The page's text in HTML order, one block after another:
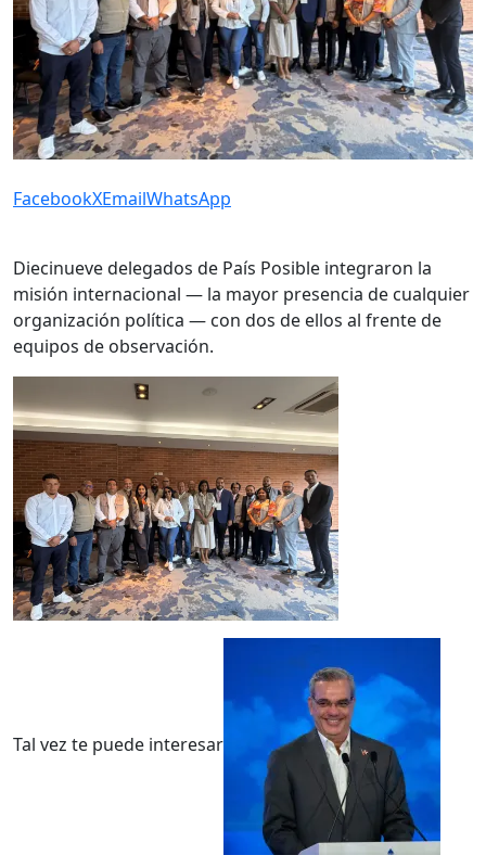
FacebookXEmailWhatsApp
Diecinueve delegados de País Posible integraron la
misión internacional — la mayor presencia de cualquier
organización política — con dos de ellos al frente de
equipos de observación.
Tal vez te puede interesar